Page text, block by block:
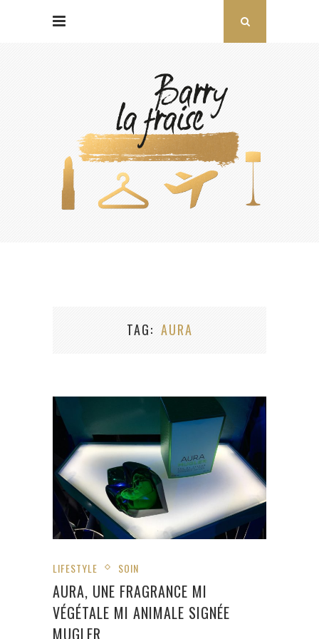
TAG AURA
LIFESTYLE SOIN
AURA, UNE FRAGRANCE MI
VÉGÉTALE MI ANIMALE SIGNÉE
MUGLER